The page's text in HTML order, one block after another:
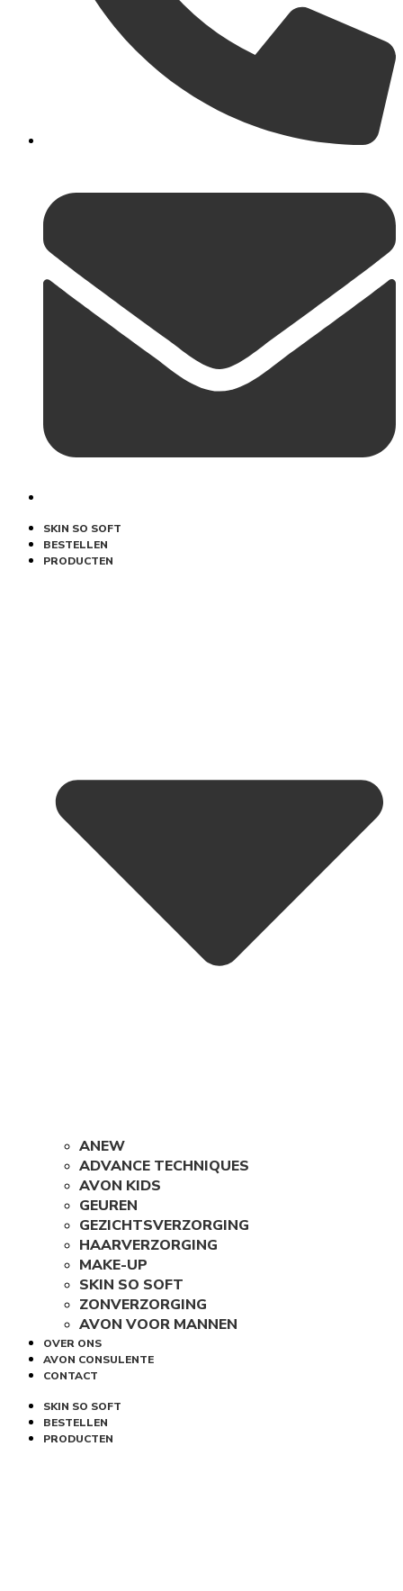
SKIN SO SOFT
BESTELLEN
PRODUCTEN
ANEW
ADVANCE TECHNIQUES
AVON KIDS
GEUREN
GEZICHTSVERZORGING
HAARVERZORGING
MAKE-UP
SKIN SO SOFT
ZONVERZORGING
AVON VOOR MANNEN
OVER ONS
AVON CONSULENTE
CONTACT
SKIN SO SOFT
BESTELLEN
PRODUCTEN